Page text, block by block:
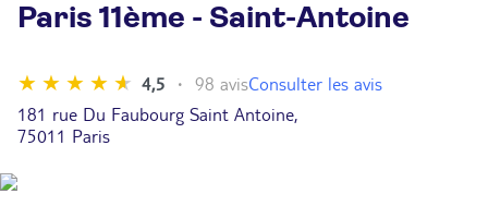
Paris 11ème - Saint-Antoine
4,5 98 avisConsulter les avis
181 rue Du Faubourg Saint Antoine,
75011 Paris